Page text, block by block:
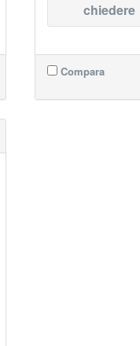
chiedere
Compara